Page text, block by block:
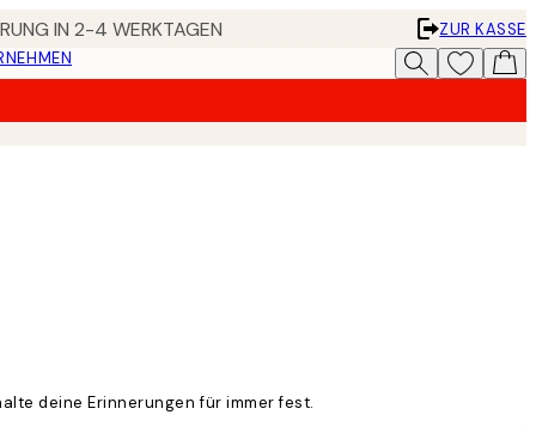
IN 2-4 WERKTAGEN
ZUR KASSE
deine Erinnerungen für immer fest.